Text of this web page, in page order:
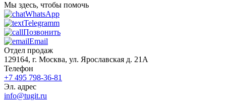
Мы здесь, чтобы помочь
WhatsApp
Telegramm
Позвонить
Email
Отдел продаж
129164, г. Москва, ул. Ярославская д. 21А
Телефон
+7 495 798-36-81
Эл. адрес
info@tugit.ru